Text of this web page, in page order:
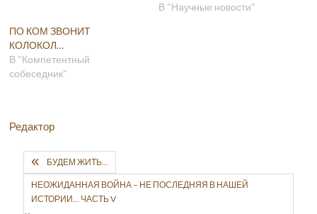
В "Научные новости"
ПО КОМ ЗВОНИТ
КОЛОКОЛ…
В "Компетентный
собеседник"
Редактор
БУДЕМ ЖИТЬ…
НЕОЖИДАННАЯ ВОЙНА – НЕ ПОСЛЕДНЯЯ В НАШЕЙ
ИСТОРИИ… ЧАСТЬ V